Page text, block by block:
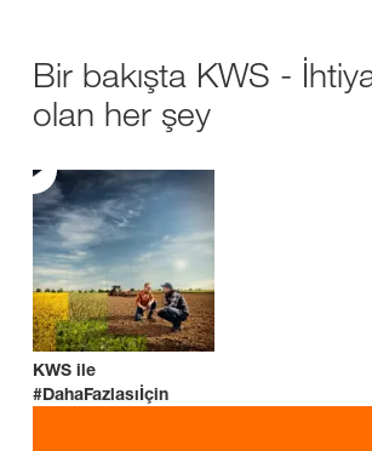
Bir bakışta KWS -
olan her şey
KWS ile
#DahaFazlasıİçin